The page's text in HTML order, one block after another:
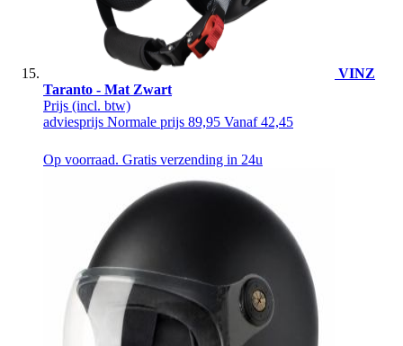
VINZ
Taranto - Mat Zwart
Prijs (incl. btw)
adviesprijs Normale prijs 89,95 Vanaf 42,45
Op voorraad. Gratis verzending in 24u